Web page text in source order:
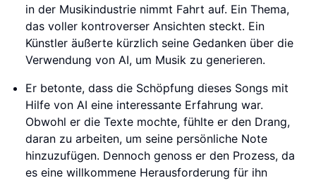
in der Musikindustrie nimmt Fahrt auf. Ein Thema,
das voller kontroverser Ansichten steckt. Ein
Künstler äußerte kürzlich seine Gedanken über die
Verwendung von AI, um Musik zu generieren.
Er betonte, dass die Schöpfung dieses Songs mit
Hilfe von AI eine interessante Erfahrung war.
Obwohl er die Texte mochte, fühlte er den Drang,
daran zu arbeiten, um seine persönliche Note
hinzuzufügen. Dennoch genoss er den Prozess, da
es eine willkommene Herausforderung für ihn